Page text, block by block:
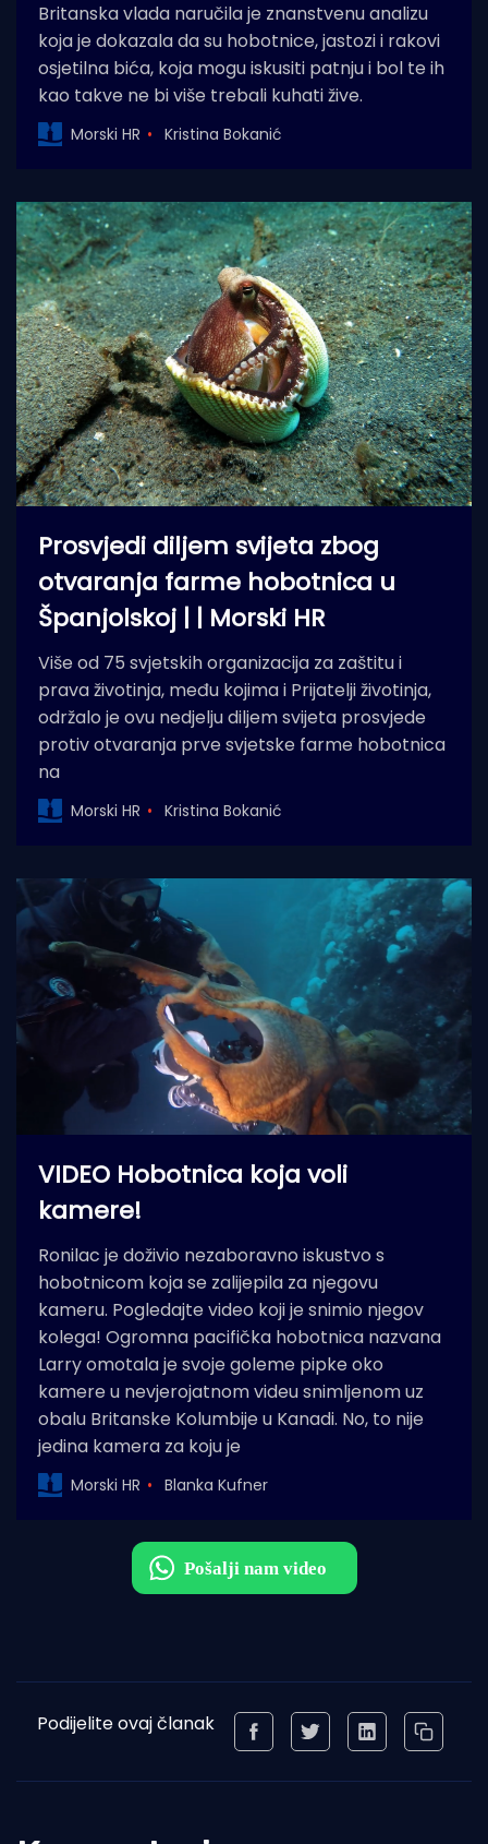
Britanska vlada naručila je znanstvenu analizu
koja je dokazala da su hobotnice, jastozi i rakovi
osjetilna bića, koja mogu iskusiti patnju i bol te ih
kao takve ne bi više trebali kuhati žive.
Morski HR Kristina Bokanić
Prosvjedi diljem svijeta zbog
otvaranja farme hobotnica u
Španjolskoj | | Morski HR
Više od 75 svjetskih organizacija za zaštitu i
prava životinja, među kojima i Prijatelji životinja,
održalo je ovu nedjelju diljem svijeta prosvjede
protiv otvaranja prve svjetske farme hobotnica
na
Morski HR Kristina Bokanić
VIDEO Hobotnica koja voli
kamere!
Ronilac je doživio nezaboravno iskustvo s
hobotnicom koja se zalijepila za njegovu
kameru. Pogledajte video koji je snimio njegov
kolega! Ogromna pacifička hobotnica nazvana
Larry omotala je svoje goleme pipke oko
kamere u nevjerojatnom videu snimljenom uz
obalu Britanske Kolumbije u Kanadi. No, to nije
jedina kamera za koju je
Morski HR Blanka Kufner
Podijelite ovaj članak